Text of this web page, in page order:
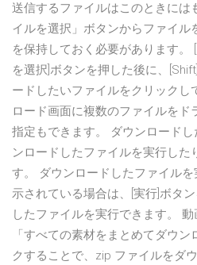
送信するファイルはこのときには
イルを選択」ボタンからファイル
を保持しておく必要があります。
を選択]ボタンを押した後に、
ードしたいファイルをクリックし
ロード画面に複数のファイルをド
指定もできます。 ダウンロード
ンロードしたファイルを実行した
す。 ダウンロードしたファイル
示されている場合は、[実行]ボタ
したファイルを実行できます。
「すべての素材をまとめてダウ
クすることで、zip ファイルをダ